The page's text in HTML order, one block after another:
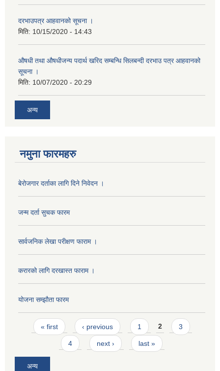
दरभाउपत्र आहवानको सूचना ।
मिति: 10/15/2020 - 14:43
औषधी तथा औषधीजन्य पदार्थ खरिद सम्बन्धि सिलबन्दी दरभाउ पत्र आहवानको
सूचना ।
मिति: 10/07/2020 - 20:29
अन्य
नमुना फारमहरु
बेरोजगार दर्ताका लागि दिने निवेदन ।
जन्म दर्ता सुचक फारम
सार्वजनिक लेखा परीक्षण फाराम ।
करारको लागि दरखास्त फाराम ।
योजना सम्झाैता फारम
Pages
« first ‹ previous 1 2 3
4 next › last »
अन्य